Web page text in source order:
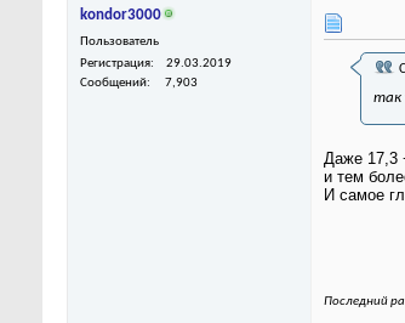
kondor3000
Пользователь
Регистрация
29.03.2019
Сообщений
7,903
так
Даже 17,3
и тем
И самое
Последний